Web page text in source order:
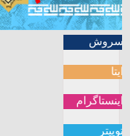
سروش
ایتا
اینستاگرام
توییتر